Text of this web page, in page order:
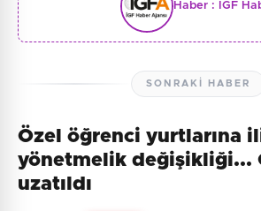
Haber : İGF
SONRAKI HABER
Özel öğrenci yurtlarına
yönetmelik değişikliği...
uzatıldı